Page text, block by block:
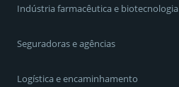
Indústria farmacêutica e biotecnologia
Seguradoras e agências
Logística e encaminhamento